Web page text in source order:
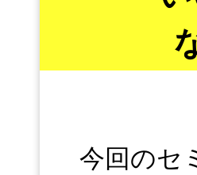
今回のセ